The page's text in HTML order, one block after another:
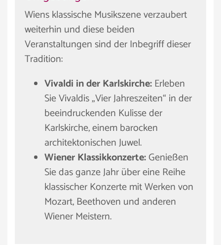
Wiens klassische Musikszene verzaubert
weiterhin und diese beiden
Veranstaltungen sind der Inbegriff dieser
Tradition:
Vivaldi in der Karlskirche: Erleben
Sie Vivaldis „Vier Jahreszeiten“ in der
beeindruckenden Kulisse der
Karlskirche, einem barocken
architektonischen Juwel.
Wiener Klassikkonzerte:Genießen
Sie das ganze Jahr über eine Reihe
klassischer Konzerte mit Werken von
Mozart, Beethoven und anderen
Wiener Meistern.